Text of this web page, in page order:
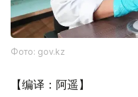
Фото: gov.kz
【编译：阿遥】